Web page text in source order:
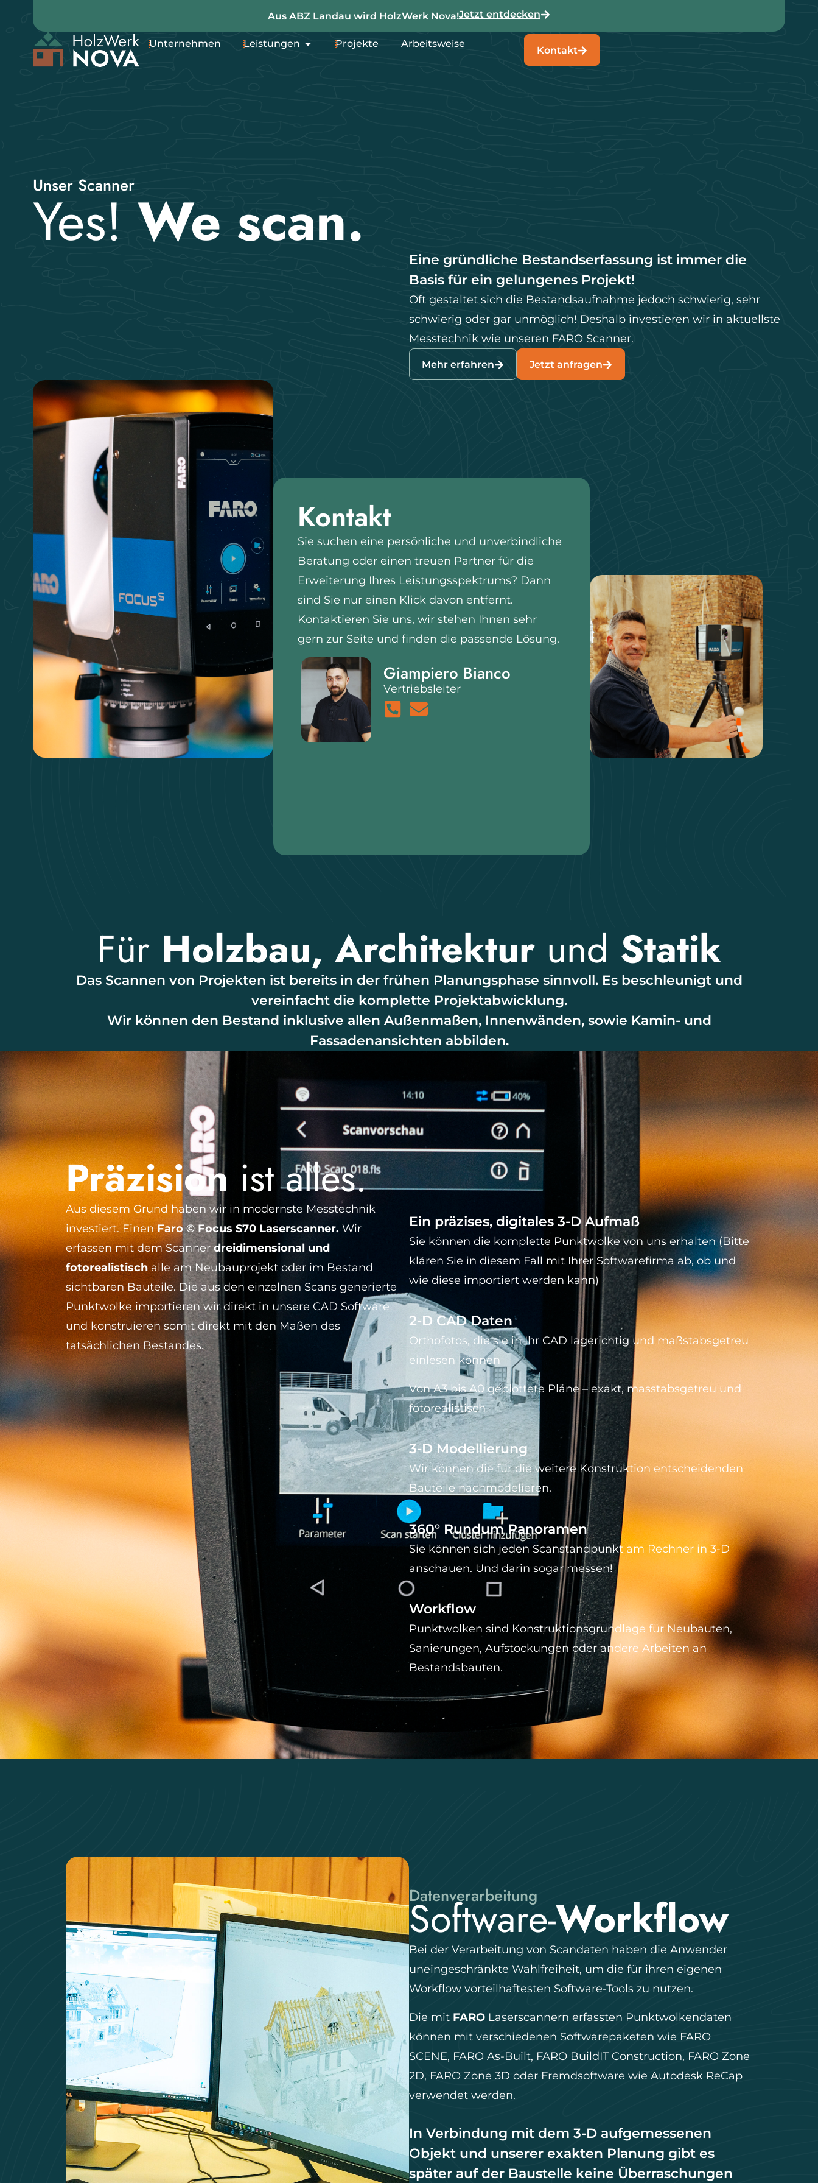
Aus ABZ Landau wird HolzWerk Nova!Jetzt entdecken
Unternehmen Leistungen Projekte Arbeitsweise
Kontakt
Unser Scanner
Yes! We scan.
Eine gründliche Bestandserfassung ist immer die
Basis für ein gelungenes Projekt!
Oft gestaltet sich die Bestandsaufnahme jedoch schwierig, sehr
schwierig oder gar unmöglich! Deshalb investieren wir in aktuellste
Messtechnik wie unseren FARO Scanner.
Mehr erfahren Jetzt anfragen
Kontakt
Sie suchen eine persönliche und unverbindliche
Beratung oder einen treuen Partner für die
Erweiterung Ihres Leistungsspektrums? Dann
sind Sie nur einen Klick davon entfernt.
Kontaktieren Sie uns, wir stehen Ihnen sehr
gern zur Seite und finden die passende Lösung.
Giampiero Bianco
Vertriebsleiter
Für Holzbau, Architektur und Statik
Das Scannen von Projekten ist bereits in der frühen Planungsphase sinnvoll. Es beschleunigt und
vereinfacht die komplette Projektabwicklung.
Wir können den Bestand inklusive allen Außenmaßen, Innenwänden, sowie Kamin- und
Fassadenansichten abbilden.
Präzision ist alles.
Aus diesem Grund haben wir in modernste Messtechnik
investiert. EinenFaro © Focus S70 Laserscanner. Wir
erfassen mit dem Scanner dreidimensional und
fotorealistischalle am Neubauprojekt oder im Bestand
sichtbaren Bauteile. Die aus den einzelnen Scans generierte
Punktwolke importieren wir direkt in unsere CAD Software
und konstruieren somit direkt mit den Maßen des
tatsächlichen Bestandes.
Ein präzises, digitales 3-D Aufmaß
Sie können die komplette Punktwolke von uns erhalten (Bitte
klären Sie in diesem Fall mit Ihrer Softwarefirma ab, ob und
wie diese importiert werden kann)
2-D CAD Daten
Orthofotos, die sie in Ihr CAD lagerichtig und maßstabsgetreu
einlesen können
Von A3 bis A0 geplottete Pläne – exakt, masstabsgetreu und
fotorealistisch
3-D Modellierung
Wir können die für die weitere Konstruktion entscheidenden
Bauteile nachmodelieren.
360° Rundum Panoramen
Sie können sich jeden Scanstandpunkt am Rechner in 3-D
anschauen. Und darin sogar messen!
Workflow
Punktwolken sind Konstruktionsgrundlage für Neubauten,
Sanierungen, Aufstockungen oder andere Arbeiten an
Bestandsbauten.
Datenverarbeitung
Software-Workflow
Bei der Verarbeitung von Scandaten haben die Anwender
uneingeschränkte Wahlfreiheit, um die für ihren eigenen
Workflow vorteilhaftesten Software-Tools zu nutzen.
Die mit FARO Laserscannern erfassten Punktwolkendaten
können mit verschiedenen Softwarepaketen wie FARO
SCENE, FARO As-Built, FARO BuildIT Construction, FARO Zone
2D, FARO Zone 3D oder Fremdsoftware wie Autodesk ReCap
verwendet werden.
In Verbindung mit dem 3-D aufgemessenen
Objekt und unserer exakten Planung gibt es
später auf der Baustelle keine Überraschungen